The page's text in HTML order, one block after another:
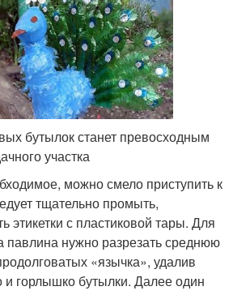
бутылок станет превосходным
участка
можно смело приступить к
тщательно промыть,
этикетки с пластиковой тары. Для
павлина нужно разрезать среднюю
«язычка», удалив
и горлышко бутылки. Далее один